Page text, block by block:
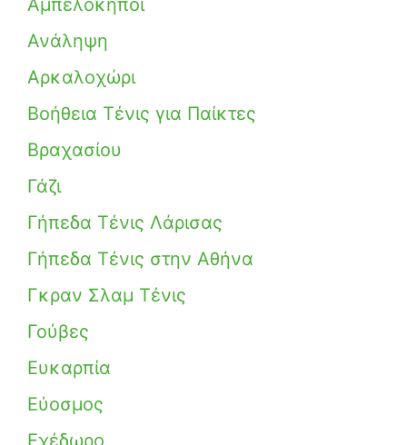
Αμπελόκηποι
Ανάληψη
Αρκαλοχώρι
Βοήθεια Τένις για Παίκτες
Βραχασίου
Γάζι
Γήπεδα Τένις Λάρισας
Γήπεδα Τένις στην Αθήνα
Γκραν Σλαμ Τένις
Γούβες
Ευκαρπία
Εύοσμος
Εχέδωρο